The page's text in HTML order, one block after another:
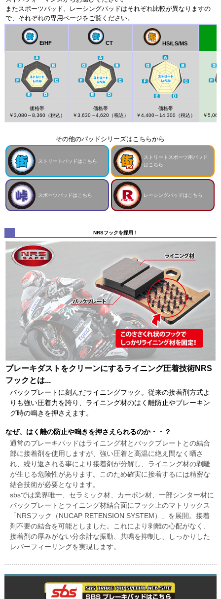
またスポーツパッド、レーシングパッドはそれぞれ比較が異なりますの
で、それぞれの専用ページをご覧ください。
E/HF CT HS/LS/MS
価格帯
￥3,080～8,360（税込）
価格帯
￥3,630～4,620（税込）
価格帯
￥4,400～14,300（税込）
￥
その他のパッドシリーズはこちらから
ストリートパッドはこちら
ストリートスポーツ用パッド
はこちら
スポーツパッドはこちら レーシングパッドはこちら
NRSフックを採用！
ブレーキダストをクリーンにするライニング圧着技術NRS
フックとは...
バックプレートに刻んだライニングフック。従来の接着剤方式よ
りも強い圧着力を誇り、ライニング材のはく離防止やブレーキン
グ時の鳴きを押さえます。
なぜ、はく離の防止や鳴きを押さえられるのか・・？
通常のブレーキパッドはライニング材とバックプレートとの結合
部に接着剤を使用しますが、強い圧着と高温に絶え間なく晒さ
れ、繰り返される事により接着剤が分解し、ライニング材の剥離
が生じる危険性があります。このため確実に接着するには精密な
結合技術が必要となります。
sbsでは業界唯一、セラミック材、カーボン材、一部シンター材に
バックプレートとライニング材結合面にフック上のマトリックス
「NRSフック（NUCAP RETENSION SYSTEM）」を展開。接着
剤不要の結合を可能としました。これにより剥離の心配がなく、
接着剤の厚みがない分余計な振動、共鳴を抑制し、しっかりした
レバーフィーリングを実現します。